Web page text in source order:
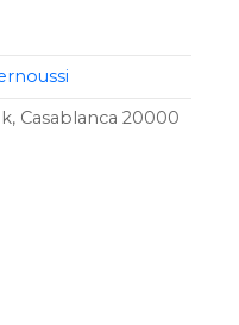
Casablanca 20000